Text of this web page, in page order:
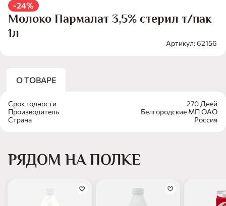
-24%
Молоко Пармалат 3,5% стерил т/пак
1л
Артикул: 62156
О ТОВАРЕ
Срок годности
270 Дней
Производитель
Белгородские МП ОАО
Страна
Россия
РЯДОМ НА ПОЛКЕ